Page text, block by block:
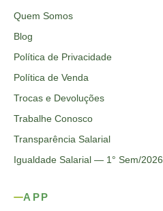
Quem Somos
Blog
Política de Privacidade
Política de Venda
Trocas e Devoluções
Trabalhe Conosco
Transparência Salarial
Igualdade Salarial — 1° Sem/2026
APP